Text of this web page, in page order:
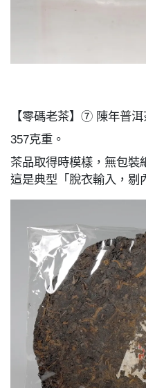
【零碼老茶】⑦ 陳年普
357克重。
茶品取得時模樣，無包裝
這是典型「脫衣輸入，剔